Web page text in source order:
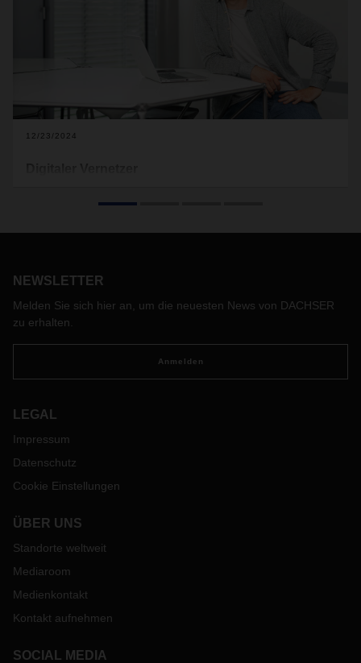
12/23/2024
NEWSLETTER
Melden Sie sich hier an, um die neuesten News von DACHSER
zu erhalten.
Anmelden
LEGAL
Impressum
Datenschutz
Cookie Einstellungen
ÜBER UNS
Standorte weltweit
Mediaroom
Medienkontakt
Kontakt aufnehmen
SOCIAL MEDIA